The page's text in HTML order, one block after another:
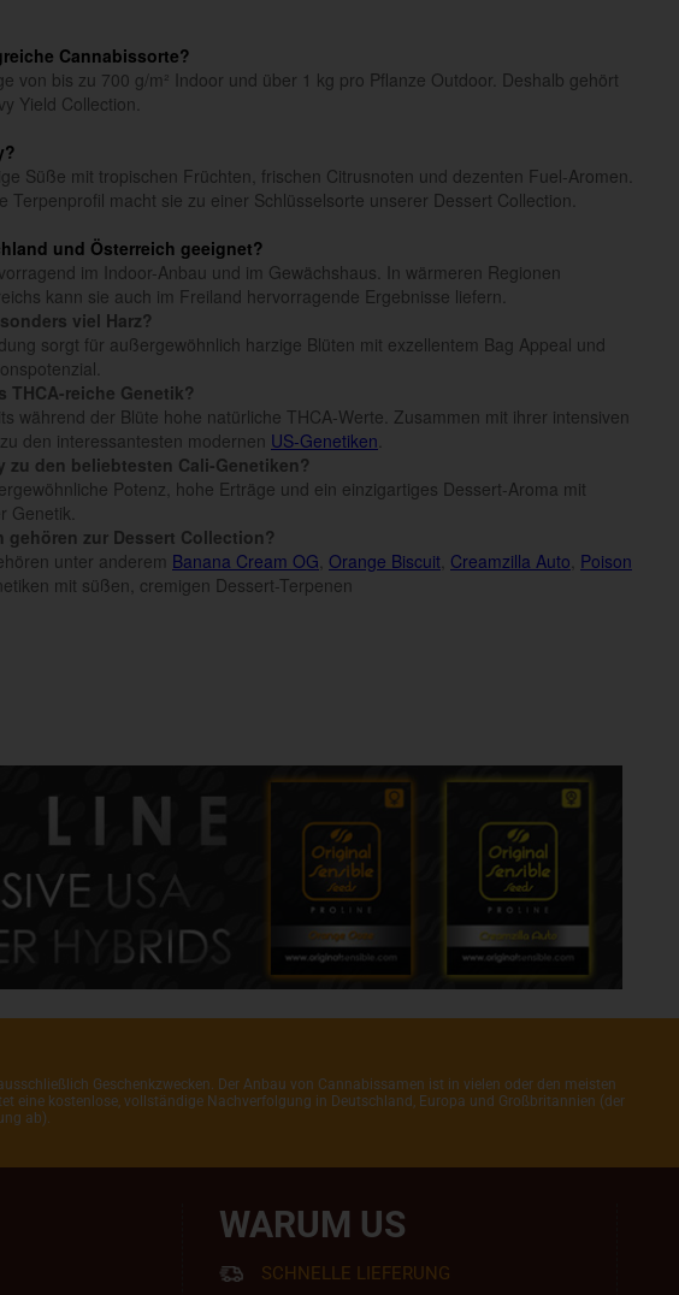
Cannabissorte?
von bis zu 700 g/m² Indoor und über 1 kg pro Pflanze Outdoor. Deshalb gehört
Yield Collection.
Süße mit tropischen Früchten, frischen Citrusnoten und dezenten Fuel-Aromen.
Terpenprofil macht sie zu einer Schlüsselsorte unserer Dessert Collection.
und Österreich geeignet?
im Indoor-Anbau und im Gewächshaus. In wärmeren Regionen
kann sie auch im Freiland hervorragende Ergebnisse liefern.
viel Harz?
sorgt für außergewöhnlich harzige Blüten mit exzellentem Bag Appeal und
THCA-reiche Genetik?
während der Blüte hohe natürliche THCA-Werte. Zusammen mit ihrer intensiven
den interessantesten modernen US-Genetiken.
zu den beliebtesten Cali-Genetiken?
Potenz, hohe Erträge und ein einzigartiges Dessert-Aroma mit
Genetik.
gehören zur Dessert Collection?
unter anderem Banana Cream OG, Orange Biscuit, Creamzilla Auto, Poison
mit süßen, cremigen Dessert-Terpenen
Geschenkzwecken. Der Anbau von Cannabissamen ist in vielen oder den meisten
eine kostenlose, vollständige Nachverfolgung in Deutschland, Europa und Großbritannien (der
ab).
WARUM US
SCHNELLE LIEFERUNG